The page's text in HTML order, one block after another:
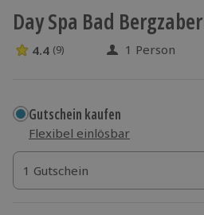
Day Spa Bad
4.4 Sterne von 5 aus 9
4.4 (9) 1 Person
Gutschein kaufen
Flexibel einlösbar
1 Gutschein
1 Gutschein
1 Gutschein